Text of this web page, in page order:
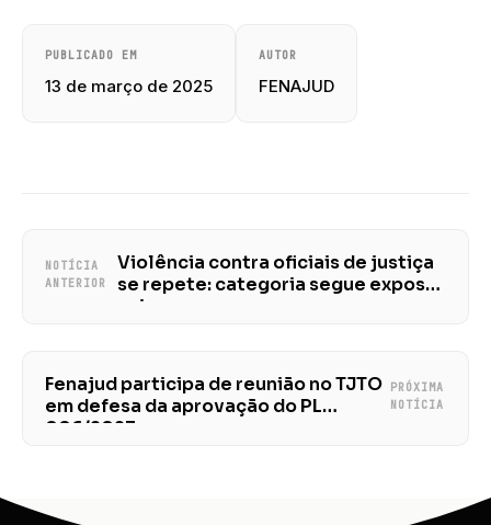
PUBLICADO EM
13 de março de 2025
AUTOR
FENAJUD
NOTÍCIA
ANTERIOR
Violência contra oficiais de justiça
se repete: categoria segue exposta
a riscos
Fenajud participa de reunião no TJTO
em defesa da aprovação do PL
006/2023
PRÓXIMA
NOTÍCIA